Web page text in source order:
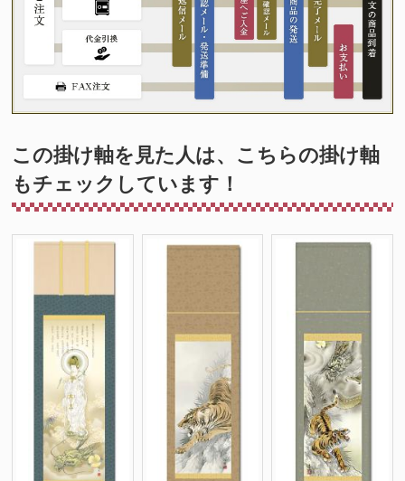
この掛け軸を見た人は、こちらの掛け軸
もチェックしています！